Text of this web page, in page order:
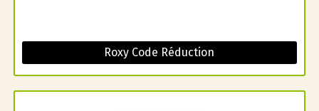
Roxy Code Réduction